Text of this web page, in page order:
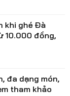
khi ghé Đà
10.000 đồng,
đa dạng món,
tham khảo